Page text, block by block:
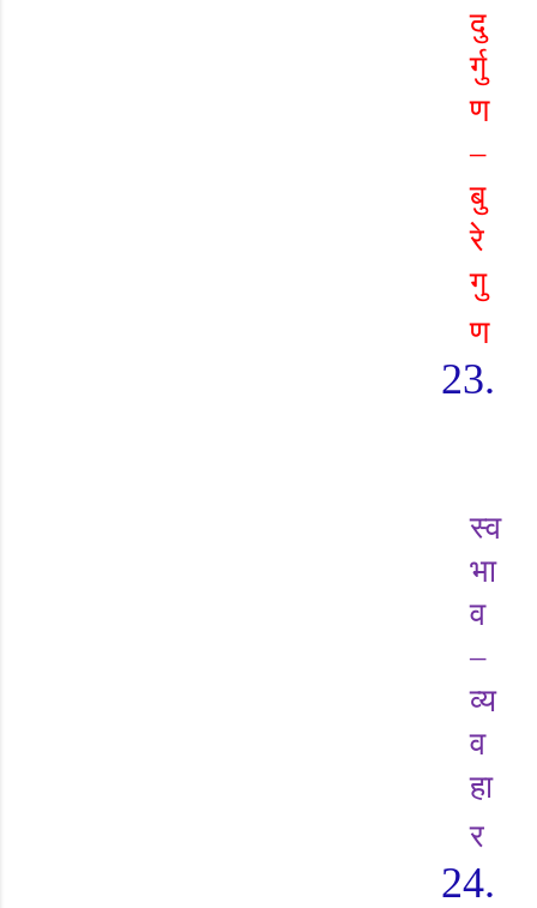
दु
र्गु
ण
–
बु
रे
गु
ण
23.
स्व
भा
व
–
व्य
व
हा
र
24.